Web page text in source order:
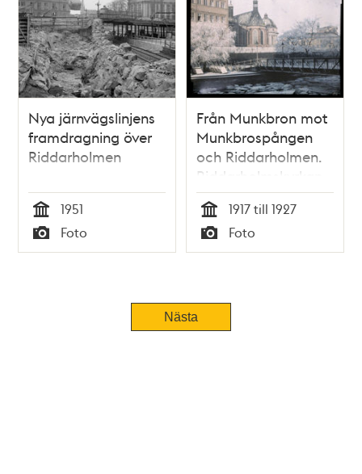
Nya järnvägslinjens
framdragning över
Riddarholmen
Tid
1951
Typ
Foto
Från Munkbron mot
Munkbrospången
och Riddarholmen.
Riddarholmskyrkan
mitt i bild
Tid
1917 till 1927
Typ
Foto
Nästa